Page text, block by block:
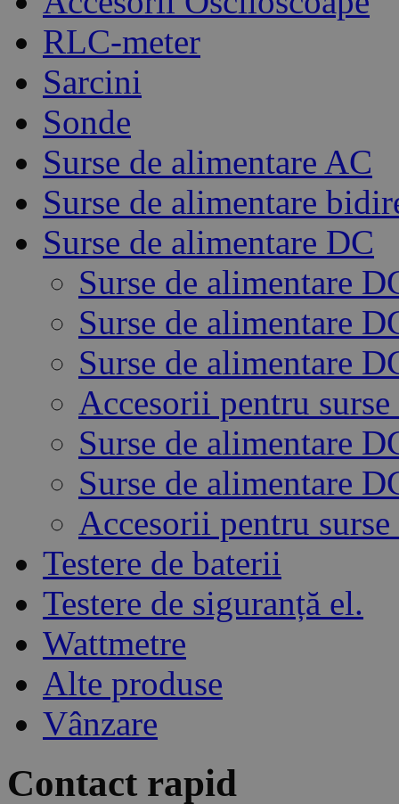
RLC-meter
Sarcini
Sonde
Surse de alimentare AC
Surse de alimentare
Surse de alimentare DC
Surse de alimentare
Surse de alimentare
Surse de alimentare
Accesorii pentru
Surse de alimentare
Surse de alimentare
Accesorii pentru
Testere de baterii
Testere de siguranță el.
Wattmetre
Alte produse
Vânzare
Contact rapid